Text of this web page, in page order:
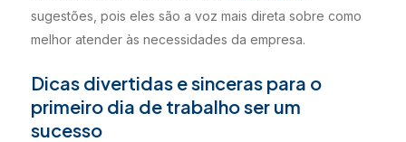
sugestões, pois eles são a voz mais direta sobre como
melhor atender às necessidades da empresa.
Dicas divertidas e sinceras para o
primeiro dia de trabalho ser um
sucesso